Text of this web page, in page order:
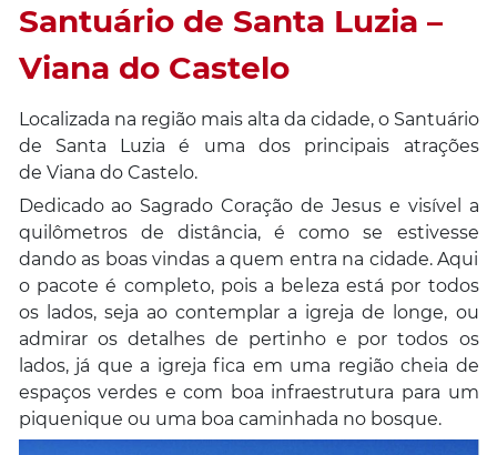
Santuário de Santa Luzia –
Viana do Castelo
Localizada na região mais alta da cidade, o Santuário
de Santa Luzia é uma dos principais atrações
de Viana do Castelo.
Dedicado ao Sagrado Coração de Jesus e visível a
quilômetros de distância, é como se estivesse
dando as boas vindas a quem entra na cidade. Aqui
o pacote é completo, pois a beleza está por todos
os lados, seja ao contemplar a igreja de longe, ou
admirar os detalhes de pertinho e por todos os
lados, já que a igreja fica em uma região cheia de
espaços verdes e com boa infraestrutura para um
piquenique ou uma boa caminhada no bosque.